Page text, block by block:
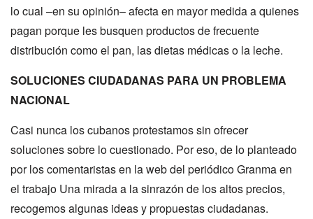
lo cual –en su opinión– afecta en mayor medida a quienes
pagan porque les busquen productos de frecuente
distribución como el pan, las dietas médicas o la leche.
SOLUCIONES CIUDADANAS PARA UN PROBLEMA
NACIONAL
Casi nunca los cubanos protestamos sin ofrecer
soluciones sobre lo cuestionado. Por eso, de lo planteado
por los comentaristas en la web del periódico Granma en
el trabajo Una mirada a la sinrazón de los altos precios,
recogemos algunas ideas y propuestas ciudadanas.